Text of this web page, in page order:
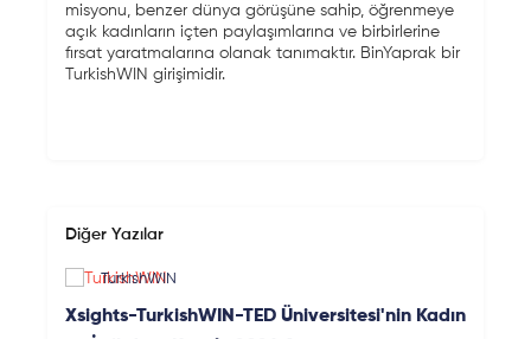
misyonu, benzer dünya görüşüne sahip, öğrenmeye
açık kadınların içten paylaşımlarına ve birbirlerine
fırsat yaratmalarına olanak tanımaktır. BinYaprak bir
TurkishWIN girişimidir.
Diğer Yazılar
TurkishWIN
Xsights-TurkishWIN-TED Üniversitesi'nin Kadın